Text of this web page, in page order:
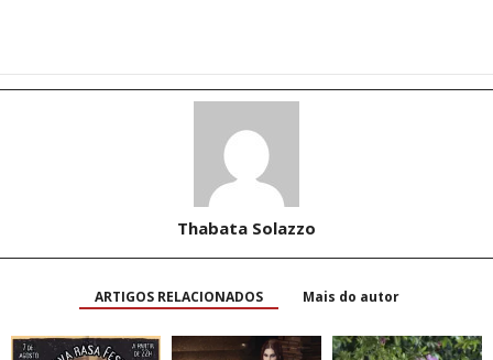
Thabata Solazzo
ARTIGOS RELACIONADOS Mais do autor